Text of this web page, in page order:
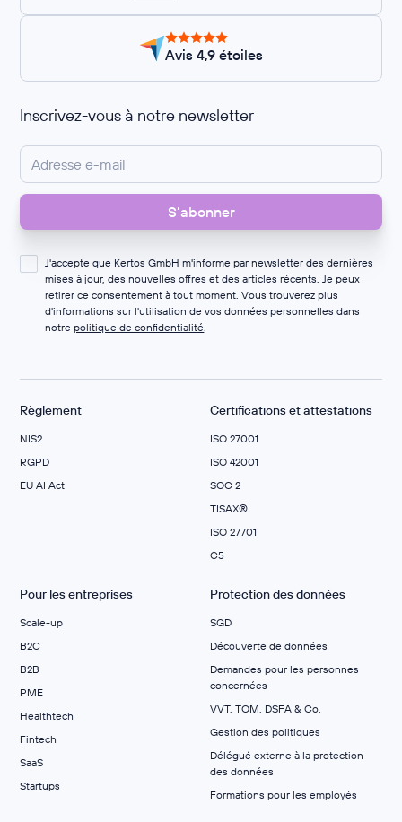
Avis 4,9 étoiles
Inscrivez-vous à notre newsletter
J'accepte que Kertos GmbH m'informe par newsletter des dernières
mises à jour, des nouvelles offres et des articles récents. Je peux
retirer ce consentement à tout moment. Vous trouverez plus
d'informations sur l'utilisation de vos données personnelles dans
notrepolitique de confidentialité.
Règlement
NIS2
RGPD
EU AI Act
Certifications et attestations
ISO 27001
ISO 42001
SOC 2
TISAX®
ISO 27701
C5
Pour les entreprises
Scale-up
B2C
B2B
PME
Healthtech
Fintech
SaaS
Startups
Protection des données
SGD
Découverte de données
Demandes pour les personnes
concernées
VVT, TOM, DSFA & Co.
Gestion des politiques
Délégué externe à la protection
des données
Formations pour les employés